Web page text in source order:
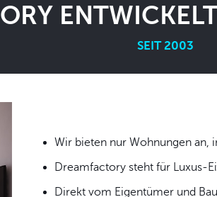
SEIT 2003
Wir bieten nur
Dreamfactory steht für Luxus-
Direkt vom Eigentümer und